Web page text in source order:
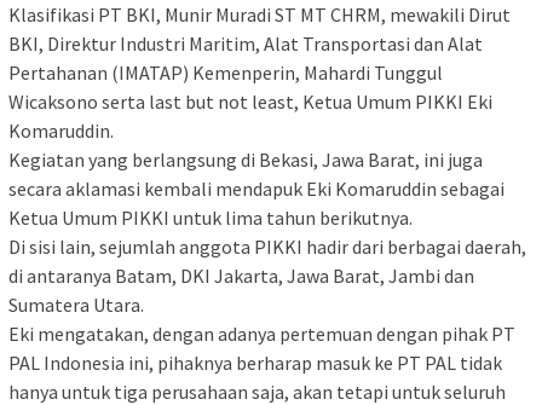
Klasifikasi PT BKI, Munir Muradi ST MT CHRM, mewakili Dirut
BKI, Direktur Industri Maritim, Alat Transportasi dan Alat
Pertahanan (IMATAP) Kemenperin, Mahardi Tunggul
Wicaksono serta last but not least, Ketua Umum PIKKI Eki
Komaruddin.
Kegiatan yang berlangsung di Bekasi, Jawa Barat, ini juga
secara aklamasi kembali mendapuk Eki Komaruddin sebagai
Ketua Umum PIKKI untuk lima tahun berikutnya.
Di sisi lain, sejumlah anggota PIKKI hadir dari berbagai daerah,
di antaranya Batam, DKI Jakarta, Jawa Barat, Jambi dan
Sumatera Utara.
Eki mengatakan, dengan adanya pertemuan dengan pihak PT
PAL Indonesia ini, pihaknya berharap masuk ke PT PAL tidak
hanya untuk tiga perusahaan saja, akan tetapi untuk seluruh